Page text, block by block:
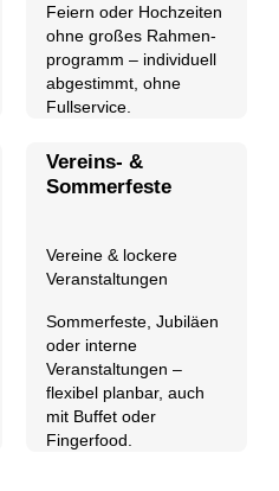
Feiern oder Hochzeiten
ohne großes Rahmen-
programm – individuell
abgestimmt, ohne
Fullservice.
Vereins- &
Sommerfeste
Vereine & lockere
Veranstaltungen
Sommerfeste, Jubiläen
oder interne
Veranstaltungen –
flexibel planbar, auch
mit Buffet oder
Fingerfood.